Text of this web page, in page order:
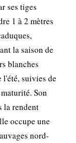
ses tiges
1 à 2 mètres
la saison de
blanches
l'été, suivies de
Son
la rendent
occupe une
nord-